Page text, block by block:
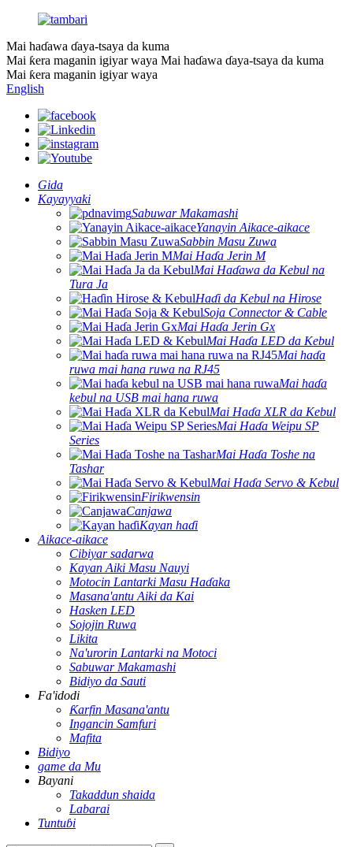
Mai haɗawa ɗaya-tsaya da kuma
Mai ƙera maganin igiyar waya Mai haɗawa ɗaya-tsaya da kuma
Mai ƙera maganin igiyar waya
English
Gida
Kayayyaki
Sabuwar Makamashi
Yanayin Aikace-aikace
Sabbin Masu Zuwa
Mai Haɗa Jerin M
Mai Haɗawa da Kebul na
Tura Ja
Haɗi da Kebul na Hirose
Soja Connector & Cable
Mai Haɗa Jerin Gx
Mai Haɗa LED da Kebul
Mai haɗa
ruwa mai hana ruwa na RJ45
Mai haɗa
kebul na USB mai hana ruwa
Mai Haɗa XLR da Kebul
Mai Haɗa Weipu SP
Series
Mai Haɗa Toshe na
Tashar
Mai Haɗa Servo & Kebul
Firikwensin
Canjawa
Kayan haɗi
Aikace-aikace
Cibiyar sadarwa
Kayan Aiki Masu Nauyi
Motocin Lantarki Masu Haɗaka
Masana'antu Aiki da Kai
Hasken LED
Sojojin Ruwa
Likita
Na'urorin Lantarki na Motoci
Sabuwar Makamashi
Bidiyo da Sauti
Fa'idodi
Ƙarfin Masana'antu
Ingancin Samfuri
Mafita
Bidiyo
game da Mu
Bayani
Takaddun shaida
Labarai
Tuntuɓi